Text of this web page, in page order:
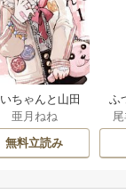
ちゃんと山田
さん
亜月ねね
無料立読み
ふ